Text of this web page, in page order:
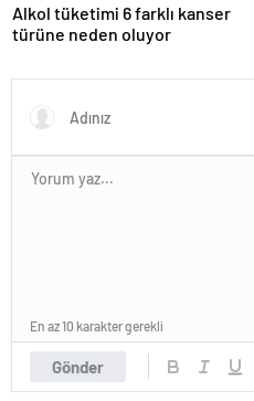
Alkol tüketimi 6 farklı kanser
türüne neden oluyor
Gönder
En az 10 karakter gerekli